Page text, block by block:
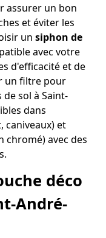
assurer un bon
et éviter les
un siphon de
avec votre
d'efficacité et de
un filtre pour
sol à Saint-
dans
caniveaux) et
chromé) avec des
déco
André-